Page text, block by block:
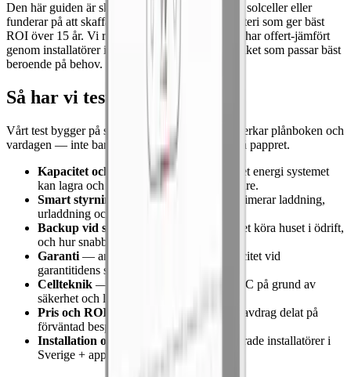
Den här guiden är skriven för dig som redan har solceller eller
funderar på att skaffa det, och vill veta vilket batteri som ger bäst
ROI över 15 år. Vi rankar fem batterier vi själva har offert-jämfört
genom installatörer i hela landet, och pekar ut vilket som passar bäst
beroende på behov.
Så har vi testat
Vårt test bygger på sju kriterier som faktiskt påverkar plånboken och
vardagen — inte bara tekniska specifikationer på pappret.
Kapacitet och modularitet
— hur mycket energi systemet
kan lagra och om det går att bygga ut senare.
Smart styrning
— AI/algoritmer som optimerar laddning,
urladdning och elprisarbitrage.
Backup vid strömavbrott
— kan batteriet köra huset i ödrift,
och hur snabbt det växlar.
Garanti — antal år samt garanterad kapacitet vid
garantitidens slut.
Cellteknik — vi väger LFP högre än NMC på grund av
säkerhet och livslängd.
Pris och ROI
— totalkostnad efter grönt avdrag delat på
förväntad besparing.
Installation och support
— antal certifierade installatörer i
Sverige + app-stöd på svenska.